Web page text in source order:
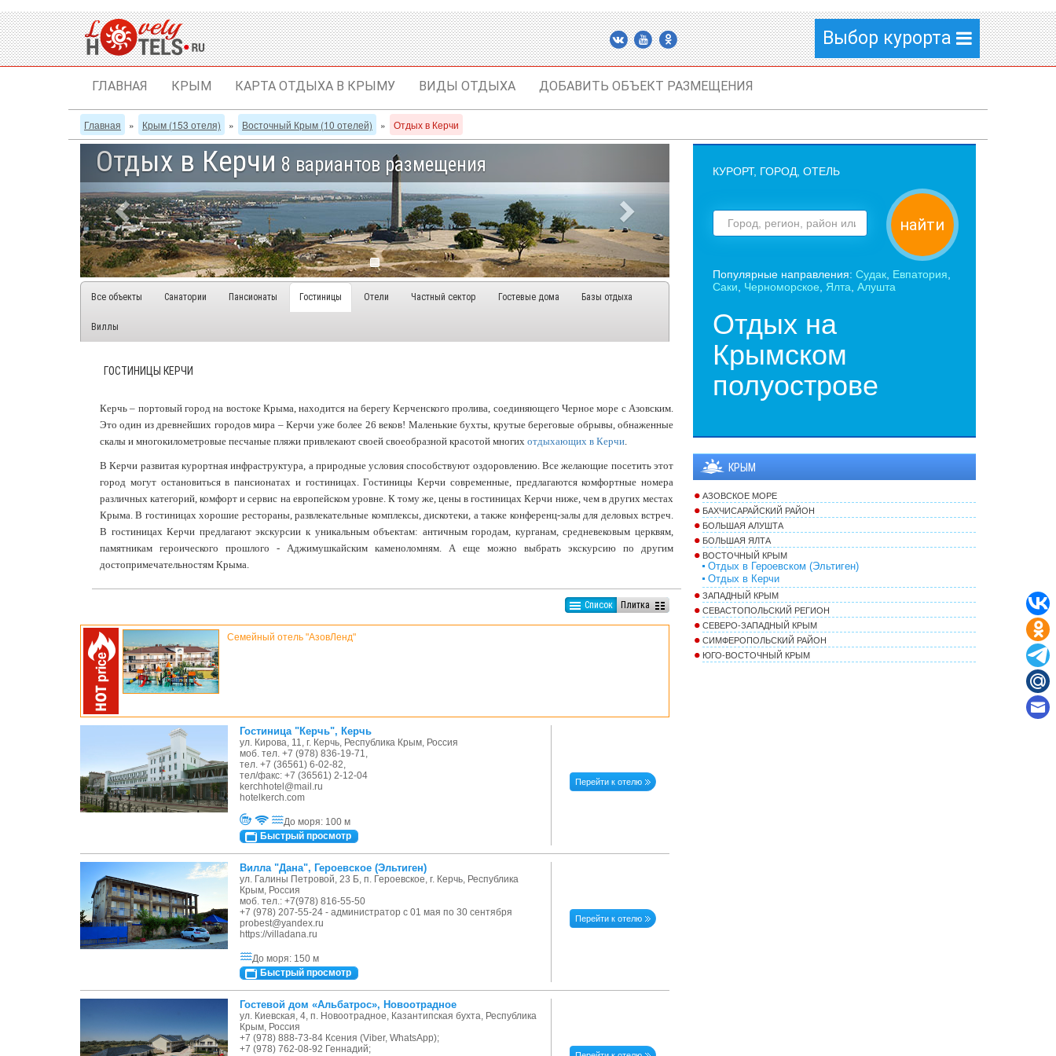
Выбор курорта
ГЛАВНАЯ КРЫМ КАРТА ОТДЫХА В КРЫМУ ВИДЫ ОТДЫХА ДОБАВИТЬ ОБЪЕКТ РАЗМЕЩЕНИЯ
Главная » Крым (153 отеля) » Восточный Крым (10 отелей) » Отдых в Керчи
Отдых в Керчи 8 вариантов размещения
Все объекты Санатории Пансионаты Гостиницы Отели Частный сектор Гостевые дома Базы отдыха
Виллы
ГОСТИНИЦЫ КЕРЧИ
Керчь – портовый город на востоке Крыма, находится на берегу Керченского пролива, соединяющего Черное море с Азовским.
Это один из древнейших городов мира – Керчи уже более 26 веков! Маленькие бухты, крутые береговые обрывы, обнаженные
скалы и многокилометровые песчаные пляжи привлекают своей своеобразной красотой многих отдыхающих в Керчи.
В Керчи развитая курортная инфраструктура, а природные условия способствуют оздоровлению. Все желающие посетить этот
город могут остановиться в пансионатах и гостиницах. Гостиницы Керчи современные, предлагаются комфортные номера
различных категорий, комфорт и сервис на европейском уровне. К тому же, цены в гостиницах Керчи ниже, чем в других местах
Крыма. В гостиницах хорошие рестораны, развлекательные комплексы, дискотеки, а также конференц-залы для деловых встреч.
В гостиницах Керчи предлагают экскурсии к уникальным объектам: античным городам, курганам, средневековым церквям,
памятникам героического прошлого - Аджимушкайским каменоломням. А еще можно выбрать экскурсию по другим
достопримечательностям Крыма.
Список Плитка
Семейный отель "АзовЛенд"
Гостиница "Керчь", Керчь
ул. Кирова, 11, г. Керчь, Республика Крым, Россия
моб. тел. +7 (978) 836-19-71,
тел. +7 (36561) 6-02-82,
тел/факс: +7 (36561) 2-12-04
kerchhotel@mail.ru
hotelkerch.com
До моря: 100 м
Быстрый просмотр
Перейти к отелю
Вилла "Дана", Героевское (Эльтиген)
ул. Галины Петровой, 23 Б, п. Героевское, г. Керчь, Республика
Крым, Россия
моб. тел.: +7(978) 816-55-50
+7 (978) 207-55-24 - администратор с 01 мая по 30 сентября
probest@yandex.ru
https://villadana.ru
До моря: 150 м
Быстрый просмотр
Перейти к отелю
Гостевой дом «Альбатрос», Новоотрадное
ул. Киевская, 4, п. Новоотрадное, Казантипская бухта, Республика
Крым, Россия
+7 (978) 888-73-84 Ксения (Viber, WhatsApp);
+7 (978) 762-08-92 Геннадий;
КУРОРТ, ГОРОД, ОТЕЛЬ
найти
Популярные направления: Судак Евпатория
Саки
Черноморское Ялта Алушта
Отдых на
Крымском
полуострове
КРЫМ
АЗОВСКОЕ МОРЕ
БАХЧИСАРАЙСКИЙ РАЙОН
БОЛЬШАЯ АЛУШТА
БОЛЬШАЯ ЯЛТА
ВОСТОЧНЫЙ КРЫМ
Отдых в Героевском (Эльтиген)
Отдых в Керчи
ЗАПАДНЫЙ КРЫМ
СЕВАСТОПОЛЬСКИЙ РЕГИОН
СЕВЕРО-ЗАПАДНЫЙ КРЫМ
СИМФЕРОПОЛЬСКИЙ РАЙОН
ЮГО-ВОСТОЧНЫЙ КРЫМ